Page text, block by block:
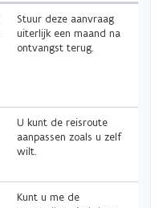
Stuur deze aanvraag
uiterlijk een maand na
ontvangst terug.
U kunt de reisroute
aanpassen zoals u zelf
wilt.
Kunt u me de